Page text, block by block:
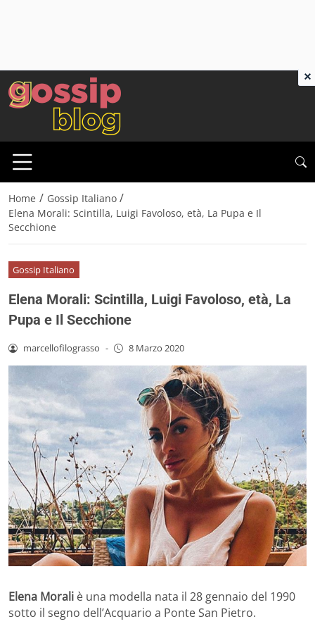
Home / Gossip Italiano /
Elena Morali: Scintilla, Luigi Favoloso, età, La Pupa e Il
Secchione
Gossip Italiano
Elena Morali: Scintilla, Luigi Favoloso, età, La
Pupa e Il Secchione
marcellofilograsso - 8 Marzo 2020
Elena Morali è una modella nata il 28 gennaio del 1990
sotto il segno dell’Acquario a Ponte San Pietro.
×